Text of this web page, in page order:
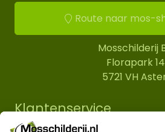
Route naar mos-
Mosschilderij
Florapark 14
5721 VH
Klantenservice